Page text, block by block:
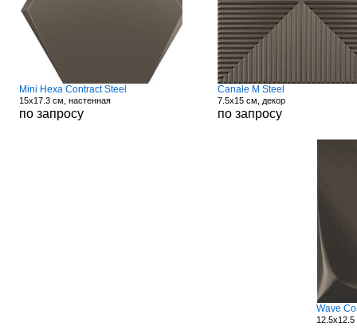
Mini Hexa Contract Steel
15x17.3 см, настенная
по запросу
Canale M Steel
7.5x15 см, декор
по запросу
Wave